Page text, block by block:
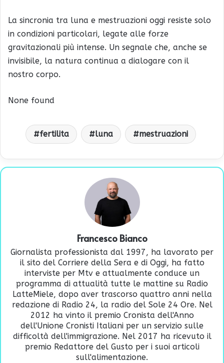
La sincronia tra luna e mestruazioni oggi resiste solo
in condizioni particolari, legate alle forze
gravitazionali più intense. Un segnale che, anche se
invisibile, la natura continua a dialogare con il
nostro corpo.
None found
fertilita luna mestruazioni
Francesco Bianco
Giornalista professionista dal 1997, ha lavorato per
il sito del Corriere della Sera e di Oggi, ha fatto
interviste per Mtv e attualmente conduce un
programma di attualità tutte le mattine su Radio
LatteMiele, dopo aver trascorso quattro anni nella
redazione di Radio 24, la radio del Sole 24 Ore. Nel
2012 ha vinto il premio Cronista dell'Anno
dell'Unione Cronisti Italiani per un servizio sulle
difficoltà dell'immigrazione. Nel 2017 ha ricevuto il
premio Redattore del Gusto per i suoi articoli
sull'alimentazione.